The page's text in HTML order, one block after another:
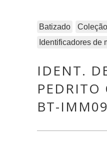
Batizado
Identificadores de
IDENT.
PEDRITO
BT-